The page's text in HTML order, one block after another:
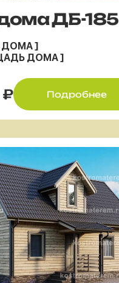
ДБ-185
ДОМА ]
ДОМА ]
Подробнее